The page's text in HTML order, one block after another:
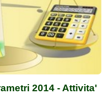
2014 - Attivita'